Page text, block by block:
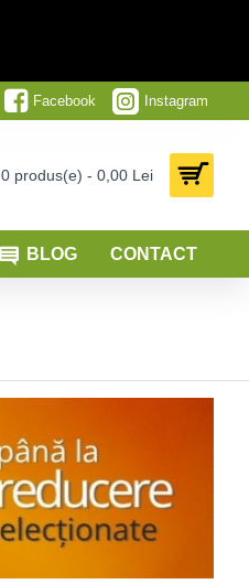
Facebook Instagram
0 produs(e) - 0,00 Lei
BLOG CONTACT